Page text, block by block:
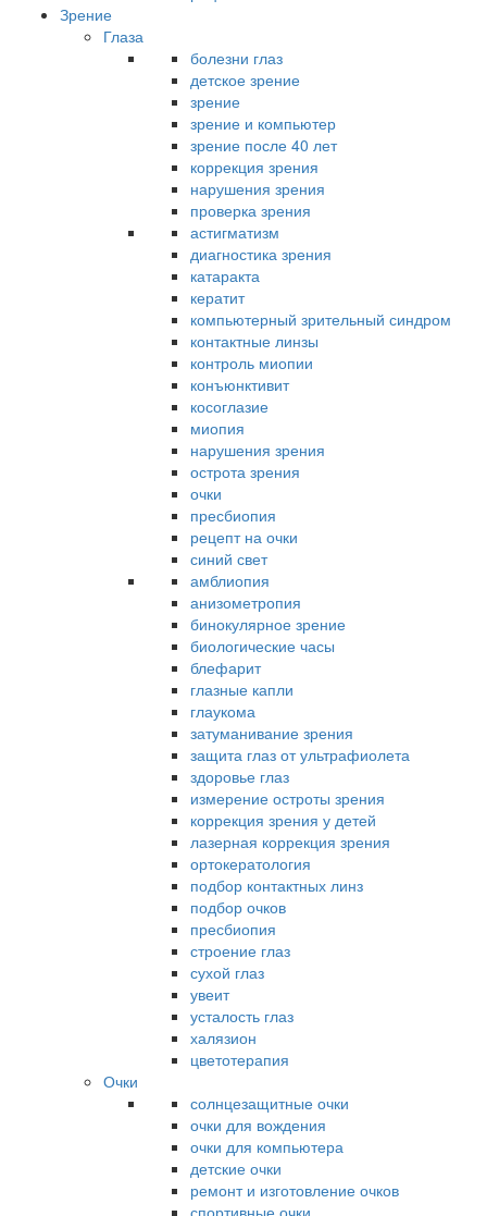
Зрение
Глаза
болезни глаз
детское зрение
зрение
зрение и компьютер
зрение после 40 лет
коррекция зрения
нарушения зрения
проверка зрения
астигматизм
диагностика зрения
катаракта
кератит
компьютерный зрительный синдром
контактные линзы
контроль миопии
конъюнктивит
косоглазие
миопия
нарушения зрения
острота зрения
очки
пресбиопия
рецепт на очки
синий свет
амблиопия
анизометропия
бинокулярное зрение
биологические часы
блефарит
глазные капли
глаукома
затуманивание зрения
защита глаз от ультрафиолета
здоровье глаз
измерение остроты зрения
коррекция зрения у детей
лазерная коррекция зрения
ортокератология
подбор контактных линз
подбор очков
пресбиопия
строение глаз
сухой глаз
увеит
усталость глаз
халязион
цветотерапия
Очки
солнцезащитные очки
очки для вождения
очки для компьютера
детские очки
ремонт и изготовление очков